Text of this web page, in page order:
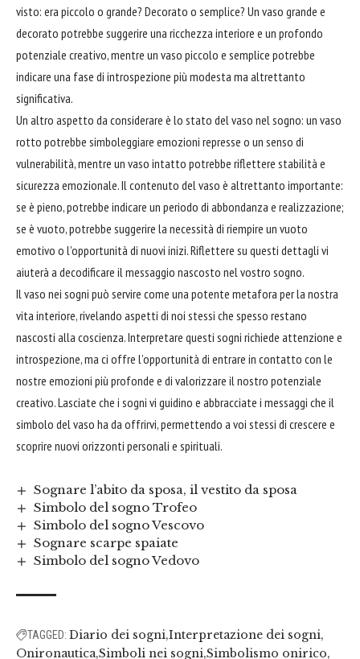
visto: era piccolo o grande? Decorato o semplice? Un vaso grande e
decorato potrebbe suggerire una ricchezza interiore e un profondo
potenziale creativo, mentre un vaso piccolo e semplice potrebbe
indicare una fase di introspezione più modesta ma altrettanto
significativa.
Un altro aspetto da considerare è lo stato del vaso nel sogno: un vaso
rotto potrebbe simboleggiare emozioni represse o un senso di
vulnerabilità, mentre un vaso intatto potrebbe riflettere stabilità e
sicurezza emozionale. Il contenuto del vaso è altrettanto importante:
se è pieno, potrebbe indicare un periodo di abbondanza e realizzazione;
se è vuoto, potrebbe suggerire la necessità di riempire un vuoto
emotivo o l’opportunità di nuovi inizi. Riflettere su questi dettagli vi
aiuterà a decodificare il messaggio nascosto nel vostro sogno.
Il vaso nei sogni può servire come una potente metafora per la nostra
vita interiore, rivelando aspetti di noi stessi che spesso restano
nascosti alla coscienza. Interpretare questi sogni richiede attenzione e
introspezione, ma ci offre l’opportunità di entrare in contatto con le
nostre emozioni più profonde e di valorizzare il nostro potenziale
creativo. Lasciate che i sogni vi guidino e abbracciate i messaggi che il
simbolo del vaso ha da offrirvi, permettendo a voi stessi di crescere e
scoprire nuovi orizzonti personali e spirituali.
Sognare l’abito da sposa, il vestito da sposa
Simbolo del sogno Trofeo
Simbolo del sogno Vescovo
Sognare scarpe spaiate
Simbolo del sogno Vedovo
TAGGED: Diario dei sogni Interpretazione dei sogni
Onironautica Simboli nei sogni Simbolismo onirico